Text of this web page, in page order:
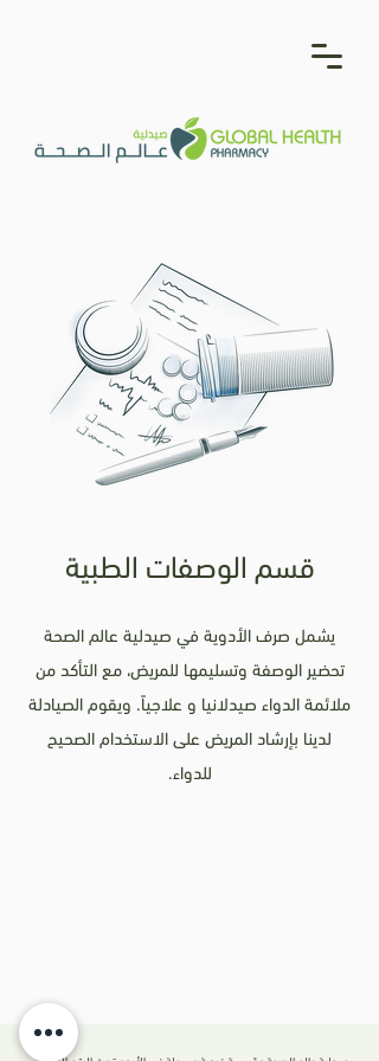
قسم الوصفات الطبية
يشمل صرف الأدوية في صيدلية عالم الصحة
تحضير الوصفة وتسليمها للمريض، مع التأكد من
ملائمة الدواء صيدلانيا و علاجياً. ويقوم الصيادلة
لدينا بإرشاد المريض على الاستخدام الصحيح
للدواء.